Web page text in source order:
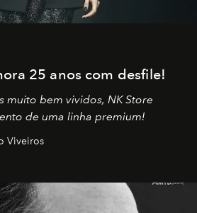
25 anos com desfile!
muito bem vividos, NK Store
de uma linha premium!
Viveiros